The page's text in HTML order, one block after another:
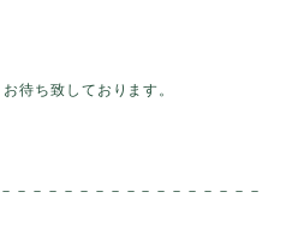
ち致しております。
－－－－－－－－－－－－－－－－